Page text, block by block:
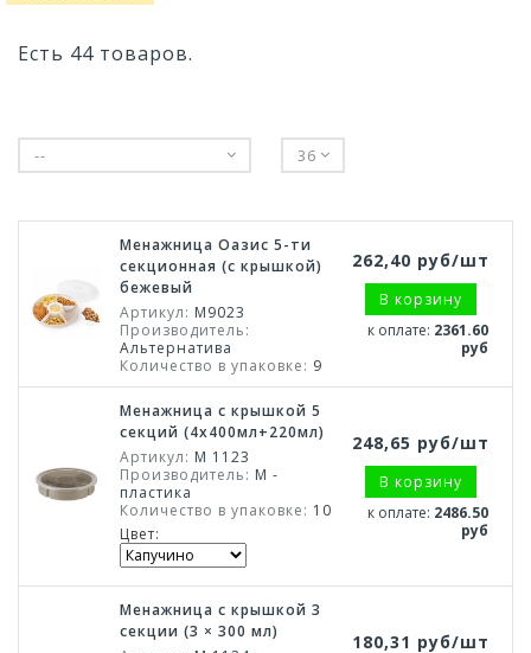
Есть 44 товаров.
-- 36
Менажница Оазис 5-ти
секционная (с крышкой)
бежевый
Артикул: М9023
Производитель:
Альтернатива
Количество в упаковке: 9
262,40 руб/шт
В корзину
к оплате: 2361.60
руб
Менажница с крышкой 5
секций (4х400мл+220мл)
Артикул: М 1123
Производитель: М -
пластика
Количество в упаковке: 10
Цвет:
248,65 руб/шт
В корзину
к оплате: 2486.50
руб
Менажница с крышкой 3
секции (3 × 300 мл)
180,31 руб/шт